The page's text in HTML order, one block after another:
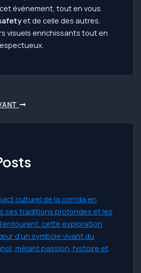
événement, tout en vous
et de celle des autres.
visuels enrichissants tout en